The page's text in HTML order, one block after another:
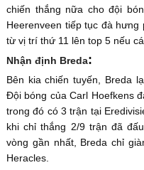
chiến thắng nữa cho đội
Heerenveen tiếp tục đà
từ vị trí thứ 11 lên top 5 nếu
Nhận định Breda:
Bên kia chiến tuyến, Breda
Đội bóng của Carl Hoefkens
trong đó có 3 trận tại
khi chỉ thắng 2/9 trận đã
vòng gần nhất, Breda chỉ
Heracles.